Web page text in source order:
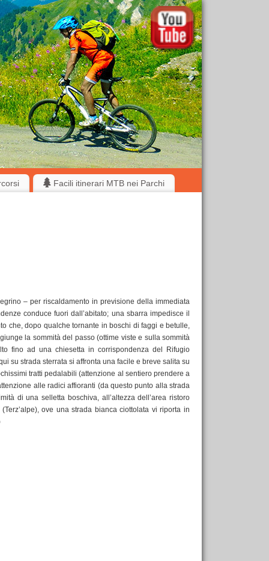
Facili itinerari MTB nei Parchi
– per riscaldamento in previsione della immediata
conduce fuori dall’abitato; una sbarra impedisce il
che, dopo qualche tornante in boschi di faggi e betulle,
la sommità del passo (ottime viste e sulla sommità
fino ad una chiesetta in corrispondenza del Rifugio
su strada sterrata si affronta una facile e breve salita su
tratti pedalabili (attenzione al sentiero prendere a
alle radici affioranti (da questo punto alla strada
di una selletta boschiva, all’altezza dell’area ristoro
ove una strada bianca ciottolata vi riporta in